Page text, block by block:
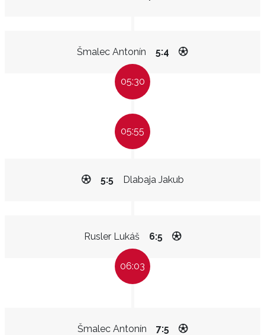
Šmalec Antonín 5:4
05:30
05:55
Dlabaja Jakub
5:5
Rusler Lukáš 6:5
06:03
Šmalec Antonín 7:5